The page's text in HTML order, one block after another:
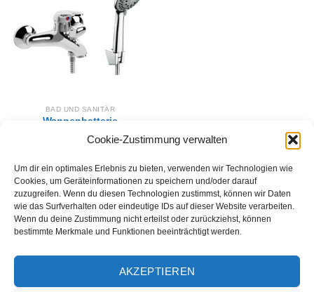
Cookie-Zustimmung verwalten
Um dir ein optimales Erlebnis zu bieten, verwenden wir Technologien wie
Cookies, um Geräteinformationen zu speichern und/oder darauf
zuzugreifen. Wenn du diesen Technologien zustimmst, können wir Daten
wie das Surfverhalten oder eindeutige IDs auf dieser Website verarbeiten.
Wenn du deine Zustimmung nicht erteilst oder zurückziehst, können
bestimmte Merkmale und Funktionen beeinträchtigt werden.
AKZEPTIEREN
Wunschliste
hinzufügen
BAD UND SANITÄR
Wannenbatterie
FUNKIA
BEF 011M
IN DEN WARENKORB